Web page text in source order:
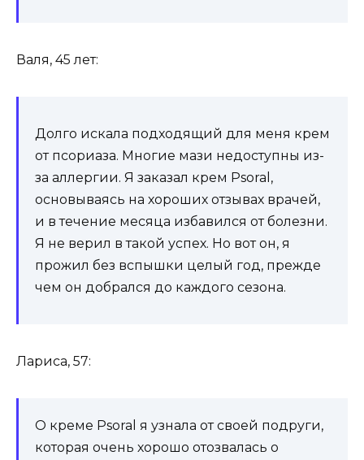
Валя, 45 лет:
Долго искала подходящий для меня крем
от псориаза. Многие мази недоступны из-
за аллергии. Я заказал крем Psoral,
основываясь на хороших отзывах врачей,
и в течение месяца избавился от болезни.
Я не верил в такой успех. Но вот он, я
прожил без вспышки целый год, прежде
чем он добрался до каждого сезона.
Лариса, 57:
О креме Psoral я узнала от своей подруги,
которая очень хорошо отозвалась о